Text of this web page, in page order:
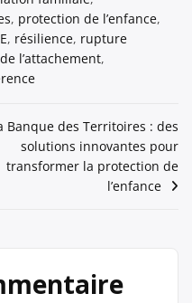
, protection de l’enfance,
, résilience, rupture
l’attachement,
Banque des Territoires : des
solutions innovantes pour
transformer la protection de
l’enfance